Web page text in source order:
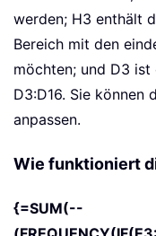
werden; H3 enthält
Bereich mit den
möchten; und D3 ist
D3:D16. Sie können
anpassen.
Wie funktioniert
{=SUM(--